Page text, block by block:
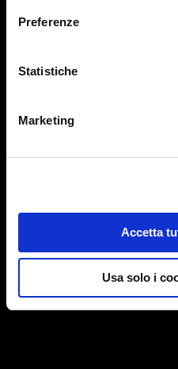
Preferenze
Statistiche
Marketing
Accetta
Usa solo i